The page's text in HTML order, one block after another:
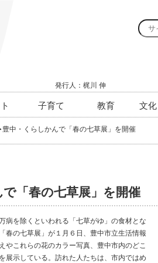
発行人：梶川 伸
子育て 教育 文
豊中・くらしかんで「春の七草展」を開催
「春の七草展」を開催
を除くといわれる「七草がゆ」の食材とな
春の七草展」が１月６日、豊中市立生活情報
やこれらの花のカラー写真、豊中市内のどこ
展示している。訪れた人たちは、市内ではめ